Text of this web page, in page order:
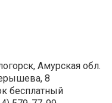
Амурская обл.
8
бесплатный